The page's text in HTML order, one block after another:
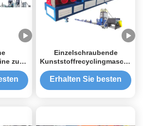
zum
Einzelschraubende
Kunststoffrecyclingmaschine
9mm PET-Streifen-
Extrusionslinie
Erhalten Sie besten